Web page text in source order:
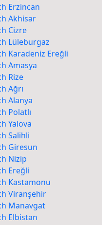
Erzincan
Akhisar
Cizre
Lüleburgaz
Karadeniz Ereğli
Amasya
Rize
Ağrı
Alanya
Polatlı
Yalova
Salihli
Giresun
Nizip
Ereğli
Kastamonu
Viranşehir
Manavgat
Elbistan